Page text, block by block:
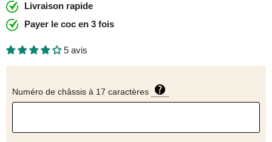
Livraison rapide
Payer le coc en 3 fois
5 avis
Numéro de châssis à 17 caractères